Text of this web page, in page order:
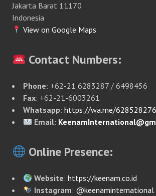
Jakarta Barat 11170
Indonesia
View on Google Maps
Contact Numbers:
Phone: +62-21 6283287 / 6498456
Fax: +62-21-6003261
Whatsapp: https://wa.me/
Email:
Online Presence:
Website:https://keenam.co.id
Instagram: @keenaminternational